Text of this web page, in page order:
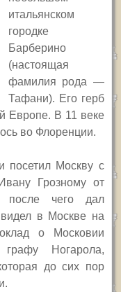
итальянском
городке
Барберино
(настоящая
фамилия рода —
Тафани). Его герб
Европе. В 11 веке
во Флоренции.
посетил Москву с
Грозному от
после чего дал
в Москве на
о Московии
Ногарола,
до сих пор